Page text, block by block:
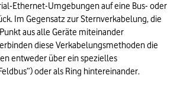
Ethernet-Umgebungen auf eine Bus- oder
Im Gegensatz zur Sternverkabelung, die
aus alle Geräte miteinander
diese Verkabelungsmethoden die
entweder über ein spezielles
oder als Ring hintereinander.